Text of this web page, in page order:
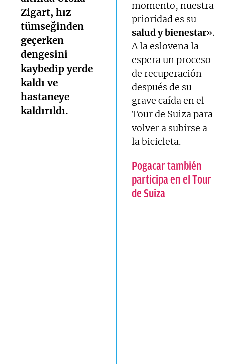
Zigart, hız
tümseğinden
geçerken
dengesini
kaybedip yerde
kaldı ve
hastaneye
kaldırıldı.
momento, nuestra
prioridad es su
salud y bienestar».
A la eslovena la
espera un proceso
de recuperación
después de su
grave caída en el
Tour de Suiza para
volver a subirse a
la bicicleta.
Pogacar también
participa en el Tour
de Suiza